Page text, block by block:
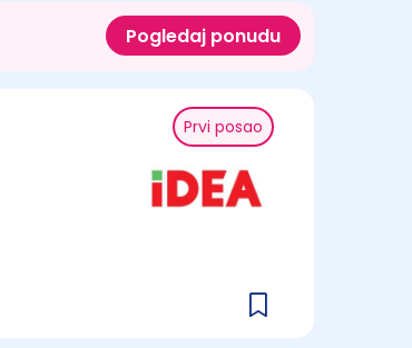
Pogledaj ponudu
Prvi posao